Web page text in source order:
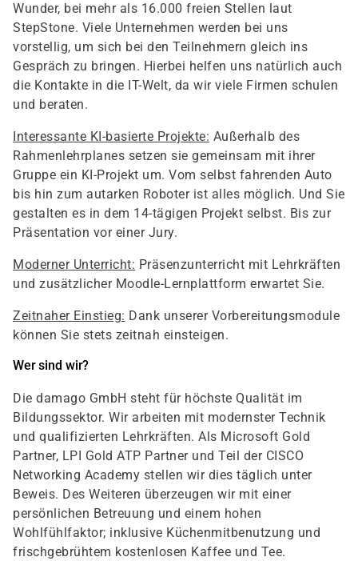
Wunder, bei mehr als 16.000 freien Stellen laut
StepStone. Viele Unternehmen werden bei uns
vorstellig, um sich bei den Teilnehmern gleich ins
Gespräch zu bringen. Hierbei helfen uns natürlich auch
die Kontakte in die IT-Welt, da wir viele Firmen schulen
und beraten.
Interessante KI-basierte Projekte: Außerhalb des
Rahmenlehrplanes setzen sie gemeinsam mit ihrer
Gruppe ein KI-Projekt um. Vom selbst fahrenden Auto
bis hin zum autarken Roboter ist alles möglich. Und Sie
gestalten es in dem 14-tägigen Projekt selbst. Bis zur
Präsentation vor einer Jury.
Moderner Unterricht: Präsenzunterricht mit Lehrkräften
und zusätzlicher Moodle-Lernplattform erwartet Sie.
Zeitnaher Einstieg: Dank unserer Vorbereitungsmodule
können Sie stets zeitnah einsteigen.
Wer sind wir?
Die damago GmbH steht für höchste Qualität im
Bildungssektor. Wir arbeiten mit modernster Technik
und qualifizierten Lehrkräften. Als Microsoft Gold
Partner, LPI Gold ATP Partner und Teil der CISCO
Networking Academy stellen wir dies täglich unter
Beweis. Des Weiteren überzeugen wir mit einer
persönlichen Betreuung und einem hohen
Wohlfühlfaktor; inklusive Küchenmitbenutzung und
frischgebrühtem kostenlosen Kaffee und Tee.